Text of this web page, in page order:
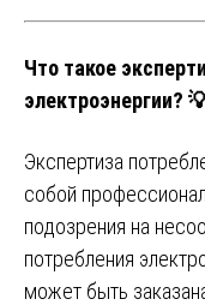
Что такое
электроэнергии?
Экспертиза
собой
подозрения на
потребления
может быть